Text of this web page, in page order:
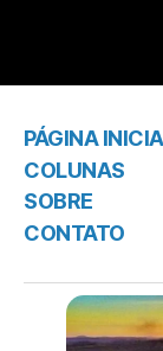
PÁGINA
COLUNAS
SOBRE
CONTATO